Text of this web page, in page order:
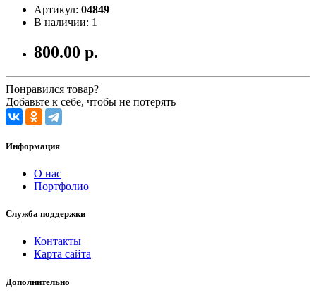
Артикул: 04849
В наличии: 1
800.00 р.
Понравился товар?
Добавьте к себе, чтобы не потерять
Информация
О нас
Портфолио
Служба поддержки
Контакты
Карта сайта
Дополнительно